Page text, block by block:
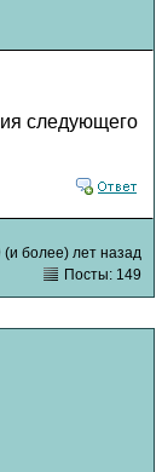
следующего
(и более) лет назад
Посты: 149